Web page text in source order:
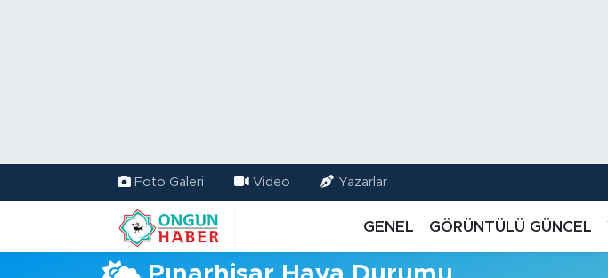
Foto Galeri Video Yazarlar
GENEL GÖRÜNTÜLÜ GÜNCEL
Trafik Durumu
TFF 2.Lig Kırmızı Grup Puan Durumu ve Fikstür